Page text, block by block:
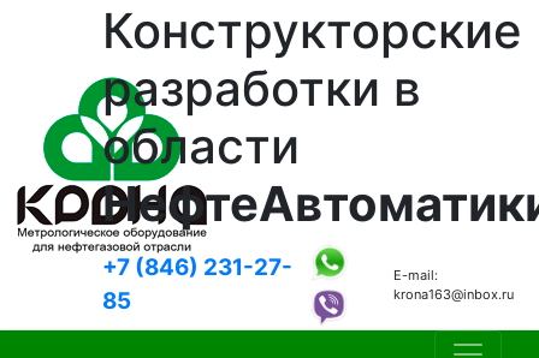
Конструкторские
разработки в
области
+7 (846) 231-27-
85
E-mail:
krona163@inbox.ru